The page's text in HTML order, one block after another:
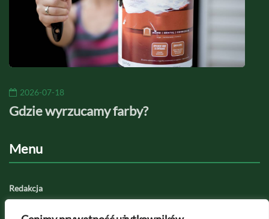
2026-07-18
Gdzie wyrzucamy farby?
Menu
Redakcja